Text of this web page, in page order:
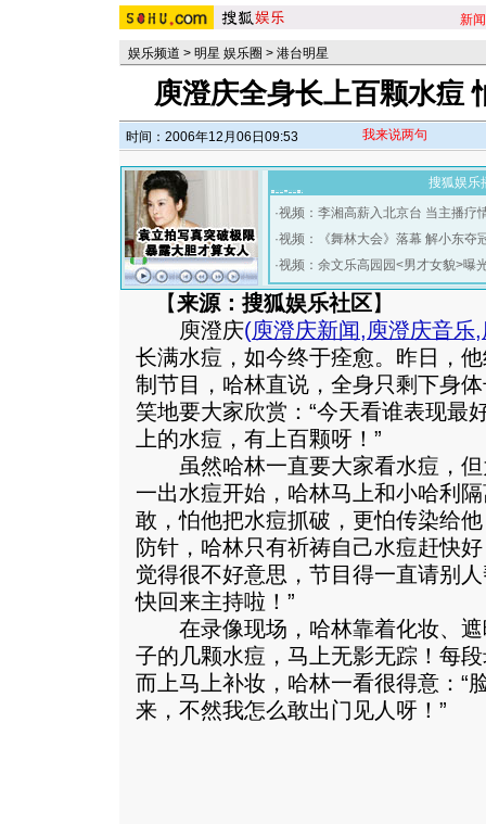
新闻
娱乐频道 > 明星 娱乐圈 > 港台明星
庾澄庆全身长上百颗水痘
时间：2006年12月06日09:53 我来说两句
搜狐娱乐
·视频：李湘高薪入北京台 当主播疗
·视频：《舞林大会》落幕 解小东夺
·视频：余文乐高园园<男才女貌>曝
【来源：搜狐娱乐社区】
庾澄庆(庾澄庆新闻,庾澄庆音乐,
长满水痘，如今终于痊愈。昨日，
制节目，哈林直说，全身只剩下身
笑地要大家欣赏：“今天看谁表现最
上的水痘，有上百颗呀！”
虽然哈林一直要大家看水痘，但
一出水痘开始，哈林马上和小哈利
敢，怕他把水痘抓破，更怕传染给
防针，哈林只有祈祷自己水痘赶快
觉得很不好意思，节目得一直请别
快回来主持啦！”
在录像现场，哈林靠着化妆、遮
子的几颗水痘，马上无影无踪！每
而上马上补妆，哈林一看很得意：“
来，不然我怎么敢出门见人呀！”